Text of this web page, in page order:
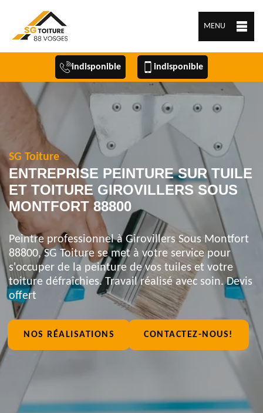
MENU
indisponible indisponible
SG Toiture
ENTREPRISE PEINTURE SUR TUILE
ET TOITURE GIROVILLERS SOUS
MONTFORT 88800
Peintre professionnel à Girovillers Sous Montfort
88800, SG Toiture se met à votre service pour
s'occuper de la peinture de vos tuiles et votre
toiture défraîchies. Travail réalisé avec soin. Devis
offert
NOS RÉALISATIONS CONTACTEZ-NOUS!